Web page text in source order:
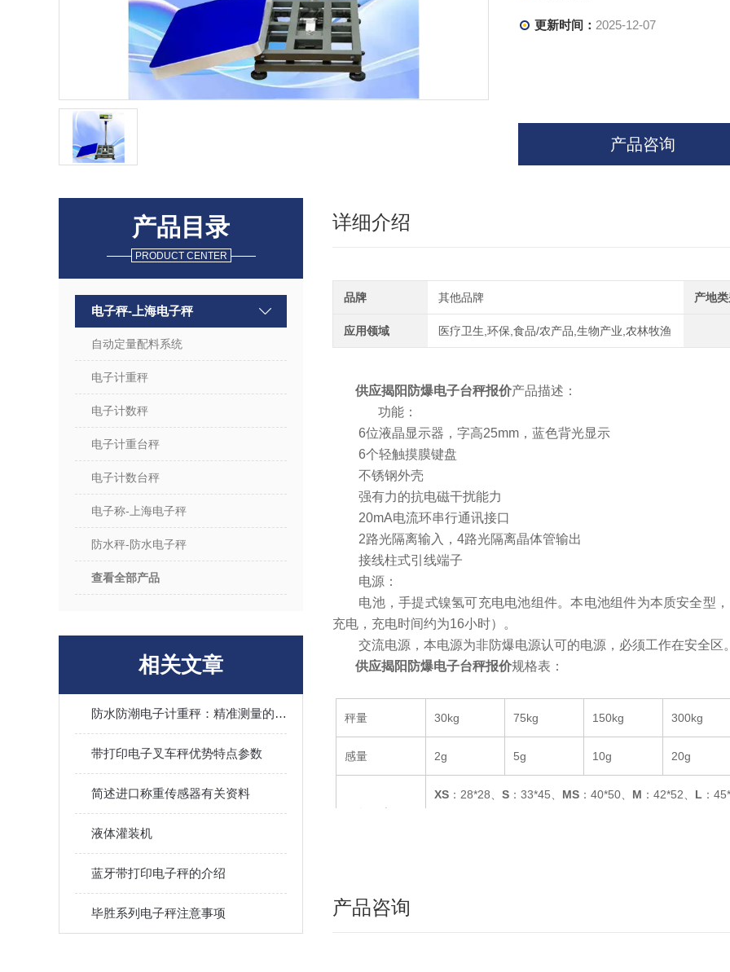
更新时间： 2025-12-07
产品咨询
产品目录
PRODUCT CENTER
电子秤-上海电子秤
自动定量配料系统
电子计重秤
电子计数秤
电子计重台秤
电子计数台秤
电子称-上海电子秤
防水秤-防水电子秤
查看全部产品
相关文章
防水防潮电子计重秤：精准测量的卫士
带打印电子叉车秤优势特点参数
简述进口称重传感器有关资料
液体灌装机
蓝牙带打印电子秤的介绍
毕胜系列电子秤注意事项
详细介绍
品牌 其他品牌 产地类
应用领域 医疗卫生,环保,食品/农产品,生物产业,农林牧渔
供应揭阳防爆电子台秤报价产品描述：
功能：
6位液晶显示器，字高25mm，蓝色背光显示
6个轻触摸膜键盘
不锈钢外壳
强有力的抗电磁干扰能力
20mA电流环串行通讯接口
2路光隔离输入，4路光隔离晶体管输出
接线柱式引线端子
电源：
电池，手提式镍氢可充电电池组件。本电池组件为本质安全型，
充电，充电时间约为16小时）。
交流电源，本电源为非防爆电源认可的电源，必须工作在安全区。
供应揭阳防爆电子台秤报价规格表：
秤量 30kg 75kg 150kg 300kg
感量 2g 5g 10g 20g
XS ：28*28、S ：33*45、 MS ：40*50、 M ：42*52、 L ：
产品咨询